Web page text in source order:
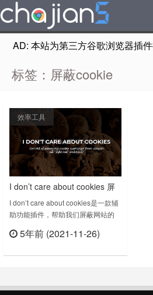
AD: 本站为第三方谷歌浏览器插
标签：屏蔽cookie
效率工具
I don’t care about cookies 屏
蔽网站弹出cookie提示
I don’t care about cookies是一款辅
助功能插件，帮助我们屏蔽网站的
的时候，特别是在国外的网站，由于
是这样提示你，或者你对这个不关
5年前 (2021-11-26)